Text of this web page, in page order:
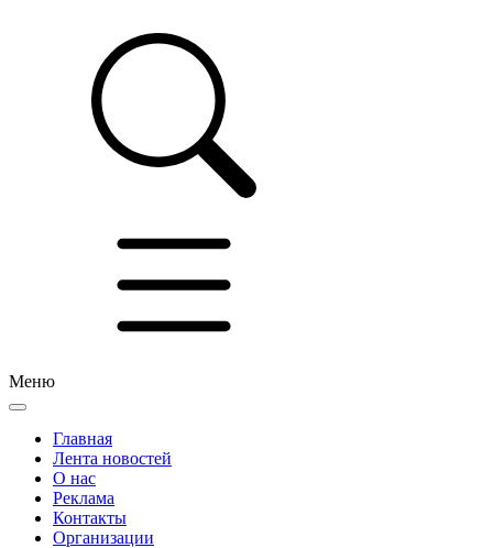
Меню
Главная
Лента новостей
О нас
Реклама
Контакты
Организации